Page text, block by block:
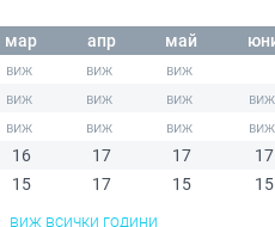
мар апр май
16 17 17 17
15 17 15 15
виж всички години